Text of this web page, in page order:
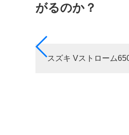
がるのか？
スズキ Vストローム